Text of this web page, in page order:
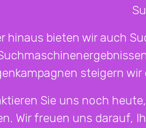
hinaus bieten wir auch
steigern
Sie uns noch
Wir freuen uns darauf,